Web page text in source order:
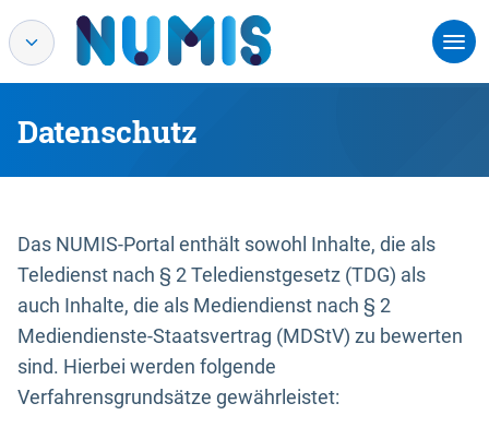
Datenschutz
Das NUMIS-Portal enthält sowohl Inhalte, die als
Teledienst nach § 2 Teledienstgesetz (TDG) als
auch Inhalte, die als Mediendienst nach § 2
Mediendienste-Staatsvertrag (MDStV) zu bewerten
sind. Hierbei werden folgende
Verfahrensgrundsätze gewährleistet: